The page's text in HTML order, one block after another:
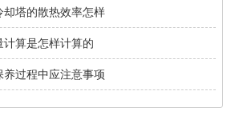
却塔的散热效率怎样
计算是怎样计算的
养过程中应注意事项